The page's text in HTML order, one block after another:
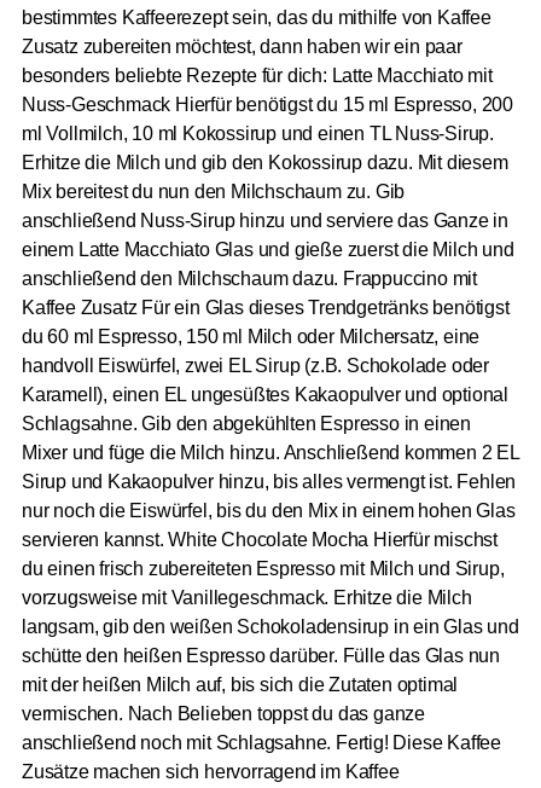
bestimmtes Kaffeerezept sein, das du mithilfe von Kaffee
Zusatz zubereiten möchtest, dann haben wir ein paar
besonders beliebte Rezepte für dich: Latte Macchiato mit
Nuss-Geschmack Hierfür benötigst du 15 ml Espresso, 200
ml Vollmilch, 10 ml Kokossirup und einen TL Nuss-Sirup.
Erhitze die Milch und gib den Kokossirup dazu. Mit diesem
Mix bereitest du nun den Milchschaum zu. Gib
anschließend Nuss-Sirup hinzu und serviere das Ganze in
einem Latte Macchiato Glas und gieße zuerst die Milch und
anschließend den Milchschaum dazu. Frappuccino mit
Kaffee Zusatz Für ein Glas dieses Trendgetränks benötigst
du 60 ml Espresso, 150 ml Milch oder Milchersatz, eine
handvoll Eiswürfel, zwei EL Sirup (z.B. Schokolade oder
Karamell), einen EL ungesüßtes Kakaopulver und optional
Schlagsahne. Gib den abgekühlten Espresso in einen
Mixer und füge die Milch hinzu. Anschließend kommen 2 EL
Sirup und Kakaopulver hinzu, bis alles vermengt ist. Fehlen
nur noch die Eiswürfel, bis du den Mix in einem hohen Glas
servieren kannst. White Chocolate Mocha Hierfür mischst
du einen frisch zubereiteten Espresso mit Milch und Sirup,
vorzugsweise mit Vanillegeschmack. Erhitze die Milch
langsam, gib den weißen Schokoladensirup in ein Glas und
schütte den heißen Espresso darüber. Fülle das Glas nun
mit der heißen Milch auf, bis sich die Zutaten optimal
vermischen. Nach Belieben toppst du das ganze
anschließend noch mit Schlagsahne. Fertig! Diese Kaffee
Zusätze machen sich hervorragend im Kaffee